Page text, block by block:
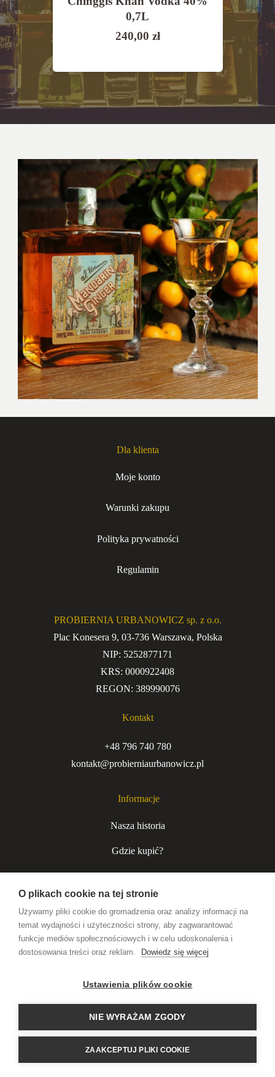
0,7L
240,00 zł
Dla klienta
Moje konto
Warunki zakupu
Polityka prywatności
Regulamin
PROBIERNIA URBANOWICZ sp. z o.o.
Plac Konesera 9, 03-736 Warszawa, Polska
NIP: 5252877171
KRS: 0000922408
REGON: 389990076
Kontakt
+48 796 740 780
kontakt@probierniaurbanowicz.pl
Informacje
Nasza historia
Gdzie kupić?
Kurjer niecodzienny
Współpraca B2B
Wódki premium
Alkohole na prezent
HISTORIA PISANA
O plikach cookie na tej stronie
Używamy pliki cookie do gromadzenia oraz analizy informacji na
temat wydajności i użyteczności strony, aby zagwarantować
funkcje mediów społecznościowych i w celu udoskonalenia i
dostosowania treści oraz reklam.
Dowiedz się więcej
Ustawienia plików cookie
NIE WYRAŻAM ZGODY
ZAAKCEPTUJ PLIKI COOKIE